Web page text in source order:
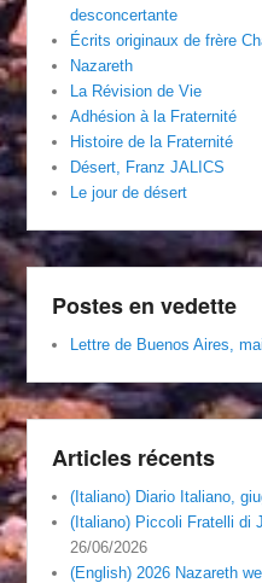
desconcertante
Écrits originaux de frère
Nazareth
La Révision de Vie
Adhésion à la Fraternité
Histoire de la Fraternité
Désert, Franz JALICS
Le jour de désert
Postes en vedette
Lettre de Buenos Aires,
Articles récents
(Italiano) Diario Italiano,
(Italiano) Piccoli Fratelli di
26/06/2026
(English) 2026 Nazareth